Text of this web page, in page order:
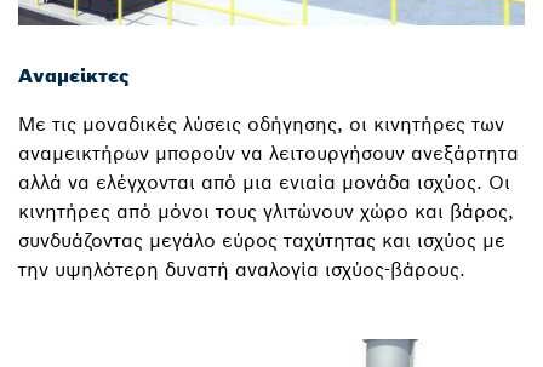
Αναμείκτες
Με τις μοναδικές λύσεις οδήγησης, οι κινητήρες των
αναμεικτήρων μπορούν να λειτουργήσουν ανεξάρτητα
αλλά να ελέγχονται από μια ενιαία μονάδα ισχύος. Οι
κινητήρες από μόνοι τους γλιτώνουν χώρο και βάρος,
συνδυάζοντας μεγάλο εύρος ταχύτητας και ισχύος με
την υψηλότερη δυνατή αναλογία ισχύος-βάρους.